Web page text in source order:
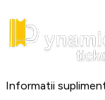
Informatii